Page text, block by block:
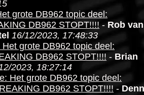
grote DB962 topic deel:
DB962 STOPT!!!! - Rob van
16/12/2023, 17:48:33
Het grote DB962 topic deel:
DB962 STOPT!!!! - Brian
2023, 18:27:14
Het grote DB962 topic deel:
DB962 STOPT!!!! -